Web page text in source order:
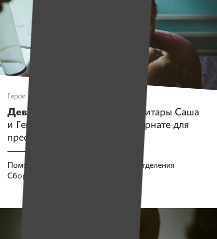
Герои
Девятое отделение
. Как санитары Саша
и Гена меняют систему в интернате для
престарелых и инвалидов
Помогаем проекту
Дело девятого отделения
Сбор средств завершен